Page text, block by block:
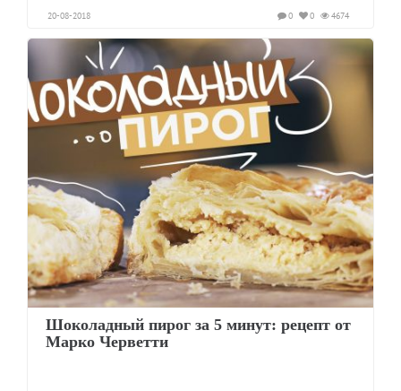
20-08-2018 4674
0
0
Шоколадный пирог за 5 минут: рецепт от
Марко Черветти